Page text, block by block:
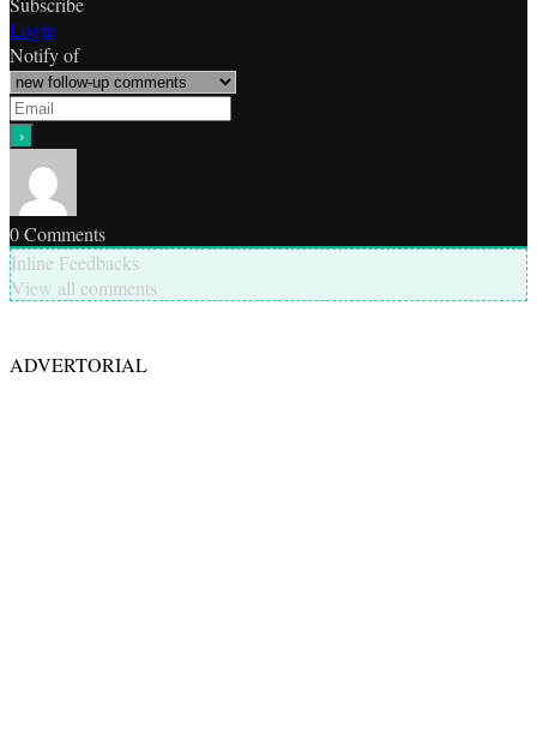
Login
Notify of
0Comments
Inline Feedbacks
View all comments
ADVERTORIAL